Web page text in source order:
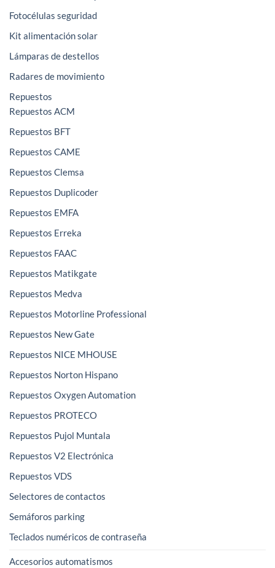
Fotocélulas seguridad
Kit alimentación solar
Lámparas de destellos
Radares de movimiento
Repuestos
Repuestos ACM
Repuestos BFT
Repuestos CAME
Repuestos Clemsa
Repuestos Duplicoder
Repuestos EMFA
Repuestos Erreka
Repuestos FAAC
Repuestos Matikgate
Repuestos Medva
Repuestos Motorline Professional
Repuestos New Gate
Repuestos NICE MHOUSE
Repuestos Norton Hispano
Repuestos Oxygen Automation
Repuestos PROTECO
Repuestos Pujol Muntala
Repuestos V2 Electrónica
Repuestos VDS
Selectores de contactos
Semáforos parking
Teclados numéricos de contraseña
Accesorios automatismos